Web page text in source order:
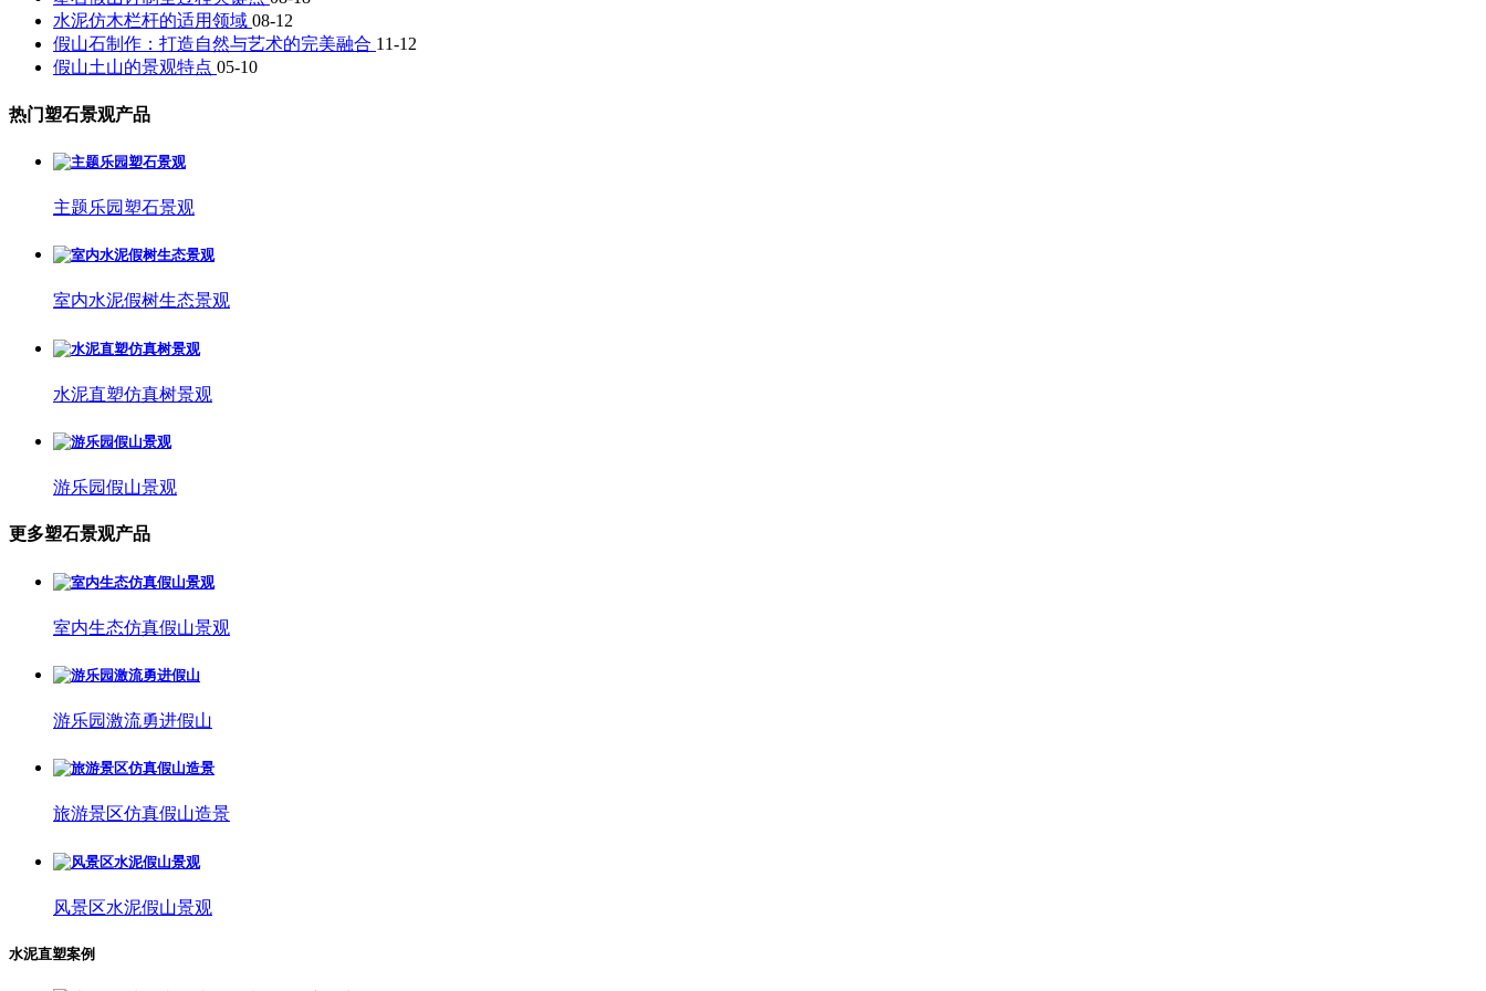
水泥仿木栏杆的适用领域 08-12
假山石制作：打造自然与艺术的完美融合 11-12
假山土山的景观特点 05-10
热门塑石景观产品
主题乐园塑石景观
室内水泥假树生态景观
水泥直塑仿真树景观
游乐园假山景观
更多塑石景观产品
室内生态仿真假山景观
游乐园激流勇进假山
旅游景区仿真假山造景
风景区水泥假山景观
水泥直塑案例